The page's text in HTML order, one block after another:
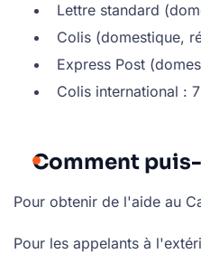
Lettre standard
Colis (domestique,
Express Post
Colis international :
Comment
Pour obtenir de l'aide au
Pour les appelants à